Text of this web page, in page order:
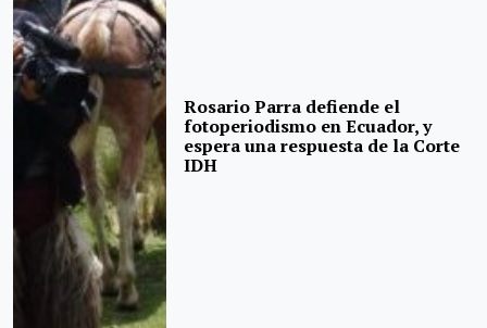
Rosario Parra defiende el
fotoperiodismo en Ecuador, y
espera una respuesta de la Corte
IDH